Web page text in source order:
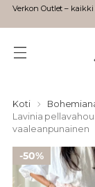
Verkon Outlet –
Koti
Lavinia
vaaleanpunainen
50%